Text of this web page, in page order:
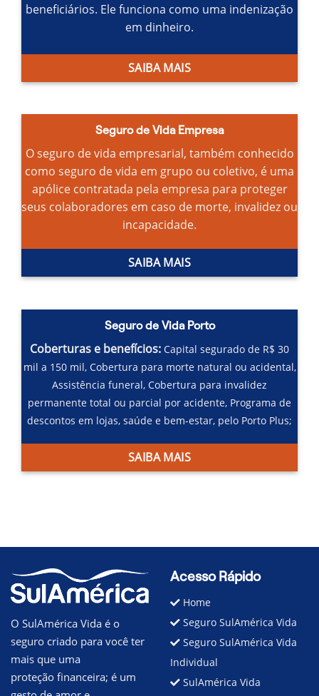
beneficiários. Ele funciona como uma indenização
em dinheiro.
SAIBA MAIS
Seguro de Vida Empresa
O seguro de vida empresarial, também conhecido
como seguro de vida em grupo ou coletivo, é uma
apólice contratada pela empresa para proteger
seus colaboradores em caso de morte, invalidez ou
incapacidade.
SAIBA MAIS
Seguro de Vida Porto
Coberturas e benefícios: Capital segurado de R$ 30
mil a 150 mil, Cobertura para morte natural ou acidental,
Assistência funeral,Cobertura para invalidez
permanente total ou parcial por acidente, Programa de
descontos em lojas, saúde e bem-estar, pelo Porto Plus;
SAIBA MAIS
O SulAmérica Vida é o
seguro criado para você ter
mais que uma
proteção financeira; é um
Acesso Rápido
Home
Seguro SulAmérica Vida
Seguro SulAmérica Vida
Individual
SulAmérica Vida